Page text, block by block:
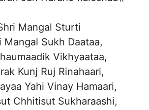
Mangal Sturti
Mangal Sukh Daataa,
Vikhyaataa,
Kunj Ruj Rinahaari,
Yahi Vinay Hamaari,
Chhitisut Sukharaashi,